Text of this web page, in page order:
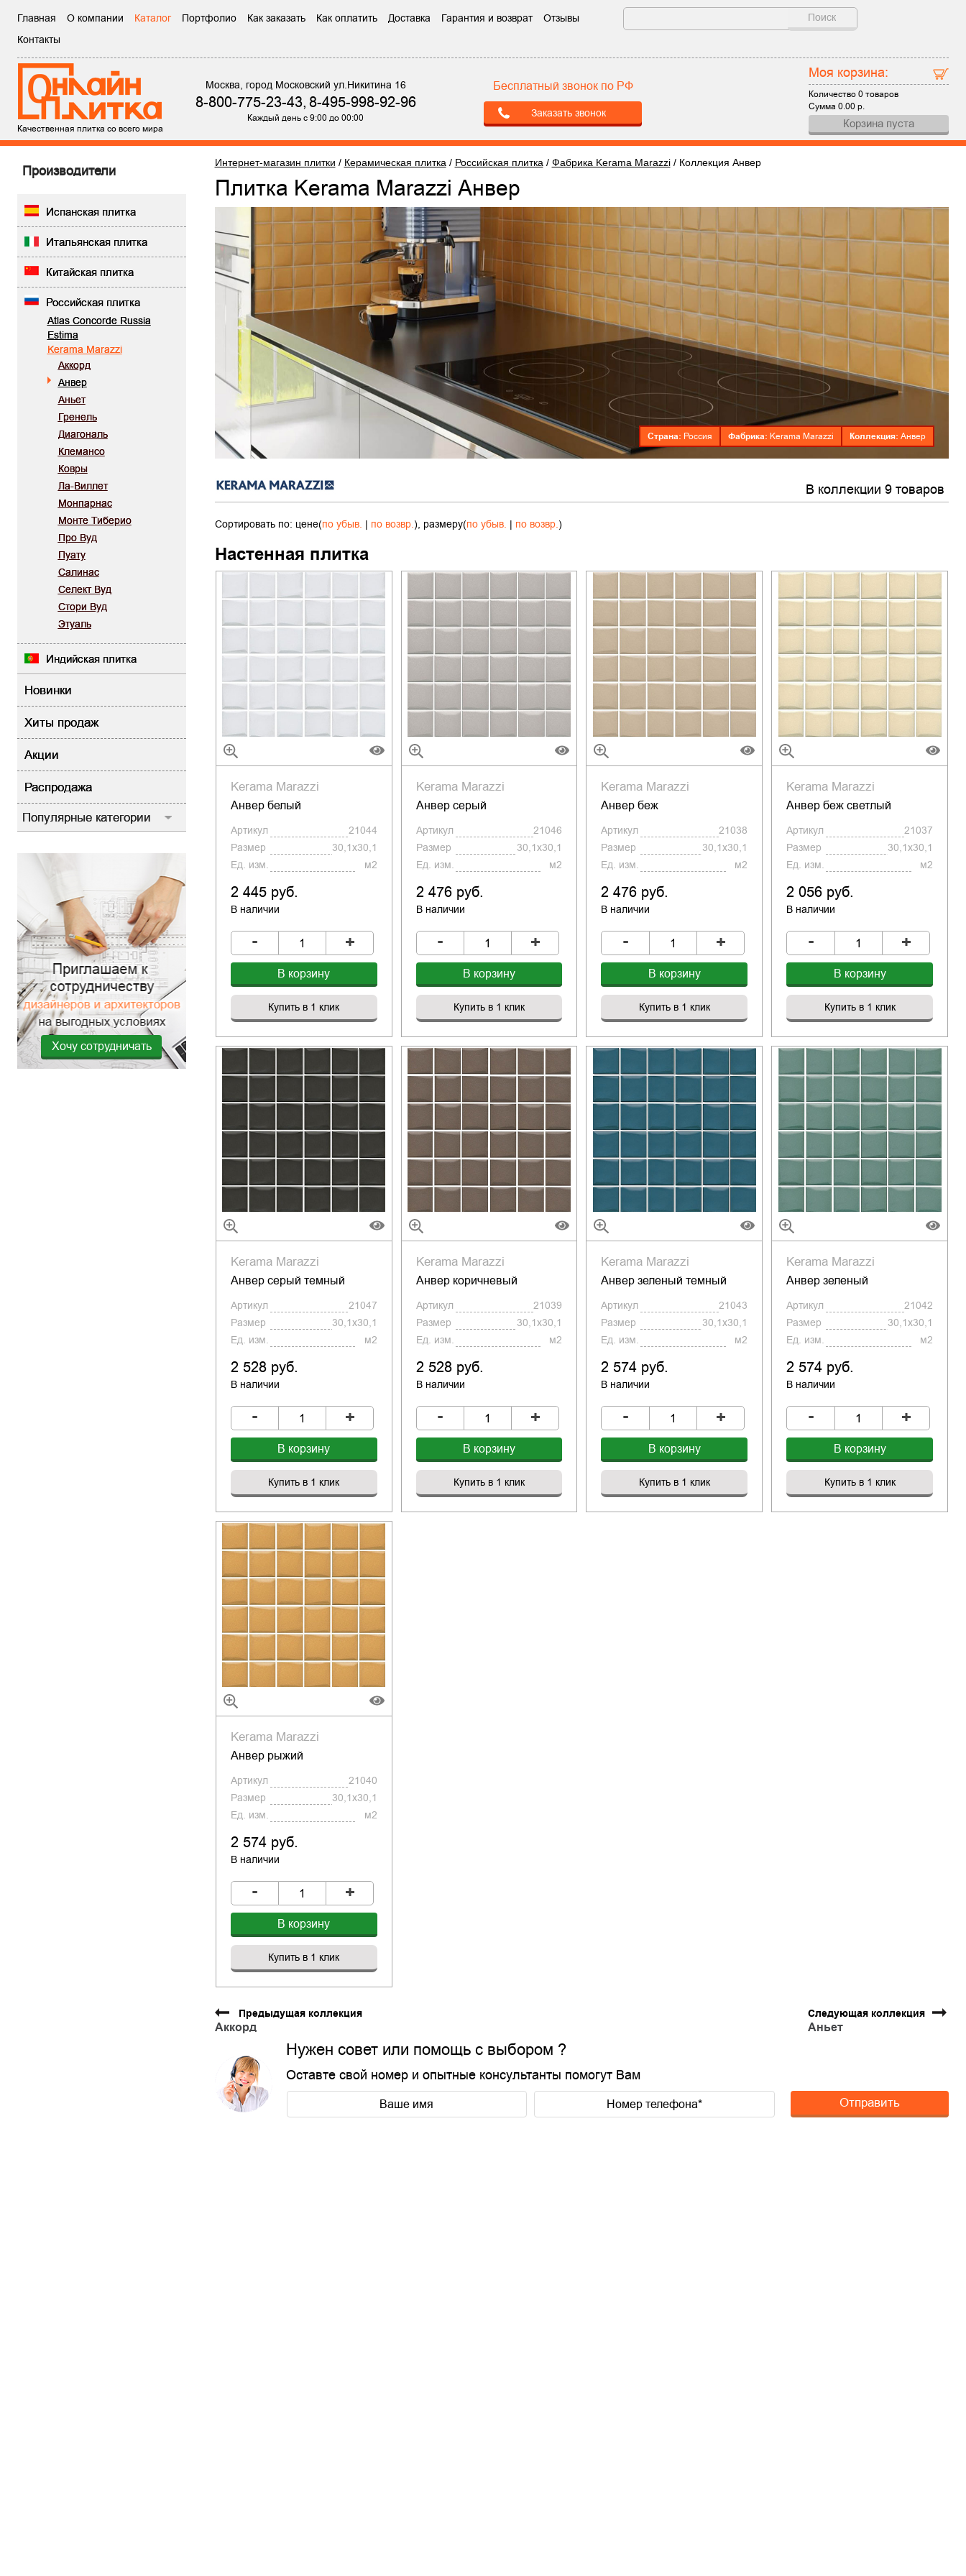
Главная О компании Каталог Портфолио Как заказать Как оплатить Доставка Гарантия и возврат
Отзывы
Контакты
Поиск
Качественная плитка со всего мира
Москва, город Московский ул.Никитина 16
8-800-775-23-43,8-495-998-92-96
Каждый день с 9:00 до 00:00
Бесплатный звонок по РФ
Заказать звонок
Моя корзина:
Количество0 товаров
Сумма0.00 р.
Корзина пуста
Производители
Испанская плитка
Итальянская плитка
Китайская плитка
Российская плитка
Atlas Concorde Russia
Estima
Kerama Marazzi
Аккорд
Анвер
Аньет
Гренель
Диагональ
Клемансо
Ковры
Ла-Виллет
Монпарнас
Монте Тиберио
Про Вуд
Пуату
Салинас
Селект Вуд
Стори Вуд
Этуаль
Индийская плитка
Новинки
Хиты продаж
Акции
Распродажа
Популярные категории
Хочу сотрудничать
Интернет-магазин плитки / Керамическая плитка / Российская плитка / Фабрика Kerama Marazzi/ Коллекция Анвер
Плитка Kerama Marazzi Анвер
Страна: Россия Фабрика: Kerama Marazzi Коллекция: Анвер
В коллекции 9 товаров
Сортировать по: цене(по убыв. | по возвр.), размеру(по убыв. | по возвр.)
Настенная плитка
Kerama Marazzi
Анвер белый
Артикул
21044
Размер
30,1x30,1
Ед. изм.
м2
2 445 руб.
В наличии
- +
В корзину
Купить в 1 клик
Kerama Marazzi
Анвер серый
Артикул
21046
Размер
30,1x30,1
Ед. изм.
м2
2 476 руб.
В наличии
- +
В корзину
Купить в 1 клик
Kerama Marazzi
Анвер беж
Артикул
21038
Размер
30,1x30,1
Ед. изм.
м2
2 476 руб.
В наличии
- +
В корзину
Купить в 1 клик
Kerama Marazzi
Анвер беж светлый
Артикул
21037
Размер
30,1x30,1
Ед. изм.
м2
2 056 руб.
В наличии
- +
В корзину
Купить в 1 клик
Kerama Marazzi
Анвер серый темный
Артикул
21047
Размер
30,1x30,1
Ед. изм.
м2
2 528 руб.
В наличии
- +
В корзину
Купить в 1 клик
Kerama Marazzi
Анвер коричневый
Артикул
21039
Размер
30,1x30,1
Ед. изм.
м2
2 528 руб.
В наличии
- +
В корзину
Купить в 1 клик
Kerama Marazzi
Анвер зеленый темный
Артикул
21043
Размер
30,1x30,1
Ед. изм.
м2
2 574 руб.
В наличии
- +
В корзину
Купить в 1 клик
Kerama Marazzi
Анвер зеленый
Артикул
21042
Размер
30,1x30,1
Ед. изм.
м2
2 574 руб.
В наличии
- +
В корзину
Купить в 1 клик
Kerama Marazzi
Анвер рыжий
Артикул
21040
Размер
30,1x30,1
Ед. изм.
м2
2 574 руб.
В наличии
- +
В корзину
Купить в 1 клик
Предыдущая коллекция
Аккорд
Следующая коллекция
Аньет
Нужен совет или помощь с выбором ?
Оставте свой номер и опытные консультанты помогут Вам
Отправить